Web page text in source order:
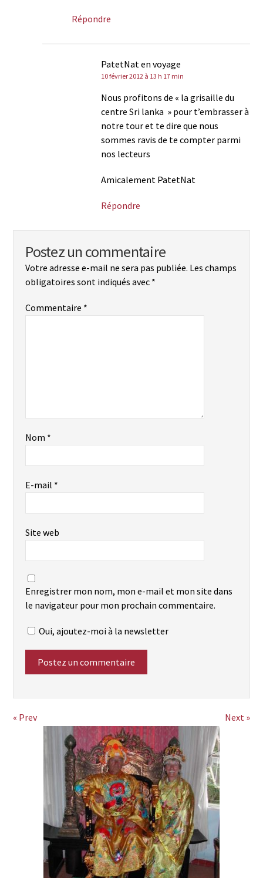
Répondre
PatetNat en voyage
10 février 2012 à 13 h 17 min
Nous profitons de « la grisaille du
centre Sri lanka » pour t’embrasser à
notre tour et te dire que nous
sommes ravis de te compter parmi
nos lecteurs
Amicalement PatetNat
Répondre
Postez un commentaire
Votre adresse e-mail ne sera pas publiée. Les champs
obligatoires sont indiqués avec *
Commentaire *
Nom *
E-mail *
Site web
Enregistrer mon nom, mon e-mail et mon site dans
le navigateur pour mon prochain commentaire.
Oui, ajoutez-moi à la newsletter
« Prev Next »